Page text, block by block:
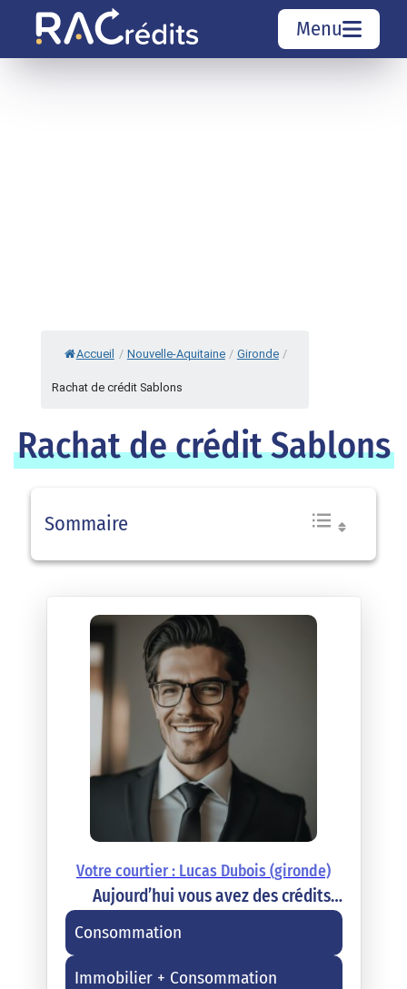
Menu
Accueil / Nouvelle-Aquitaine / Gironde /
Rachat de crédit Sablons
Rachat de crédit Sablons
Sommaire
Votre courtier : Lucas Dubois (gironde)
Aujourd’hui vous avez des crédits…
Consommation
Immobilier + Consommation